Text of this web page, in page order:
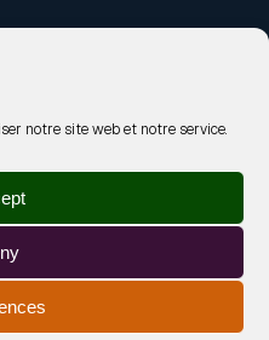
notre site web et notre service.